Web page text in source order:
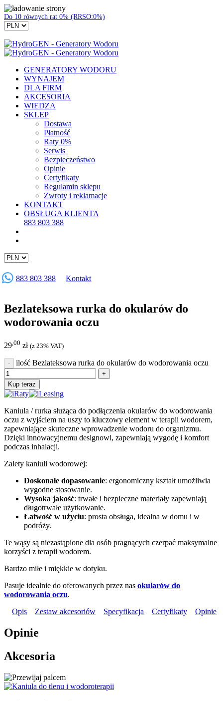
Do 10 równych rat 0% (RRSO:0%)
GENERATORY WODORU
WYNAJEM
DLA FIRM
AKCESORIA
WIEDZA
SKLEP
Dostawa
Płatność
Raty 0%
Serwis
Bezpieczeństwo
Opinie
Certyfikaty
Regulamin sklepu
Zwroty i reklamacje
KONTAKT
OBSŁUGA KLIENTA
883 803 388
883 803 388 Kontakt
Bezlateksowa rurka do okularów do
wodorowania oczu
29 ,00 zł (z 23% VAT)
ilość Bezlateksowa rurka do okularów do wodorowania oczu
Kup teraz
Kaniula / rurka służąca do podłączenia okularów do wodorowania
oczu z wyjściem na uszy to kluczowy element w terapii wodorem,
zapewniające skuteczne wprowadzenie wodoru do organizmu.
Dzięki innowacyjnemu designowi, zapewniają wygodę i komfort
podczas inhalacji.
Zalety kaniuli wodorowej:
Doskonałe dopasowanie: ergonomiczny kształt umożliwia
wygodne stosowanie.
Wysoka jakość: trwałe i bezpieczne materiały zapewniają
długotrwałe użytkowanie.
Łatwość w użyciu: prosta obsługa, idealna w domu i w
podróży.
Te wąsy są niezastąpione dla osób pragnących czerpać maksymalne
korzyści z terapii wodorem.
Bardzo miłe i miękkie w dotyku.
Pasuje idealnie do oferowanych przez nas okularów do
wodorowania oczu.
Opis
Zestaw akcesoriów Specyfikacja Certyfikaty Opinie
Opinie
Akcesoria